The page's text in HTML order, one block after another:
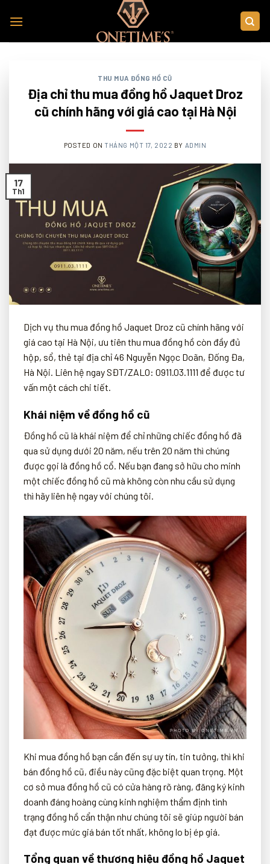
THU MUA ĐỒNG HỒ CŨ
Địa chỉ thu mua đồng hồ Jaquet Droz
cũ chính hãng với giá cao tại Hà Nội
POSTED ON THÁNG MỘT 17, 2022 BY ADMIN
17
Th1
Dịch vụ thu mua đồng hồ Jaquet Droz cũ chính hãng với
giá cao tại Hà Nội, ưu tiên thu mua đồng hồ còn đầy đủ
hộp, sổ, thẻ tại địa chỉ 46 Nguyễn Ngọc Doãn, Đống Đa,
Hà Nội. Liên hệ ngay SĐT/ZALO: 0911.03.1111 để được tư
vấn một cách chi tiết.
Khái niệm về đồng hồ cũ
Đồng hồ cũ là khái niệm để chỉ những chiếc đồng hồ đã
qua sử dụng dưới 20 năm, nếu trên 20 năm thì chúng
được gọi là đồng hồ cổ. Nếu bạn đang sở hữu cho minh
một chiếc đồng hồ cũ mà không còn nhu cầu sử dụng
thì hãy liên hệ ngay với chúng tôi.
Khi mua đồng hồ bạn cần đến sự uy tín, tin tưởng, thì khi
bán đồng hồ cũ, điều này cũng đặc biệt quan trọng. Một
cơ sở mua đồng hồ cũ có cửa hàng rõ ràng, đăng ký kinh
doanh đáng hoàng cùng kinh nghiệm thẩm định tình
trạng đồng hồ cẩn thận như chúng tôi sẽ giúp người bán
đạt được mức giá bán tốt nhất, không lo bị ép giá.
Tổng quan về thương hiệu đồng hồ Jaquet